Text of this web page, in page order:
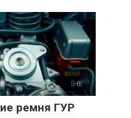
0
ремня ГУР